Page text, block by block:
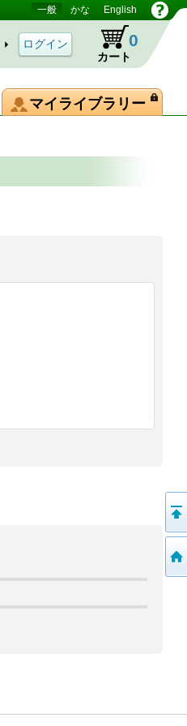
一般 かな English
カート
0
マイライブラリー